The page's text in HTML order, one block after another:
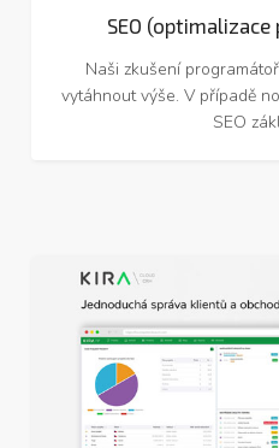
SEO
Naši zkušení
vytáhnout výše. V případě
SEO